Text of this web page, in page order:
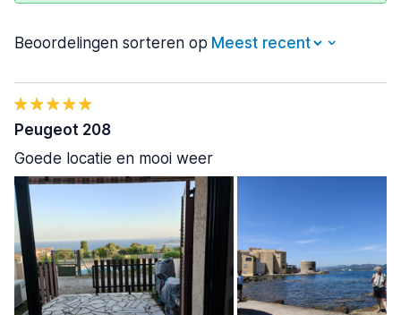
Beoordelingen sorteren op
Peugeot 208
Goede locatie en mooi weer